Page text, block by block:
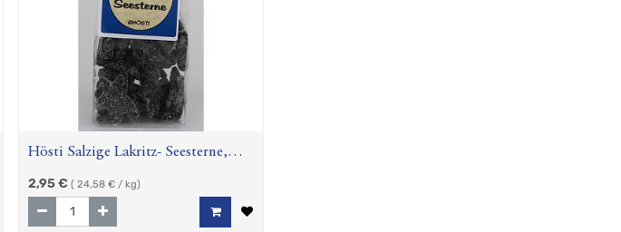
Hösti Salzige Lakritz- Seesterne,
120g
2,95€ (24,58 € / kg)